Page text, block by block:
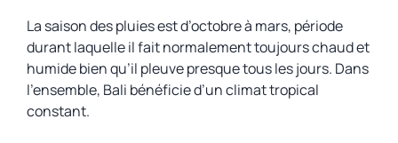
La saison des pluies est d’octobre à mars, période
durant laquelle il fait normalement toujours chaud et
humide bien qu’il pleuve presque tous les jours. Dans
l’ensemble, Bali bénéficie d’un climat tropical
constant.